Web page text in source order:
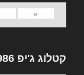
«
קטלוג ג'יפ 1986